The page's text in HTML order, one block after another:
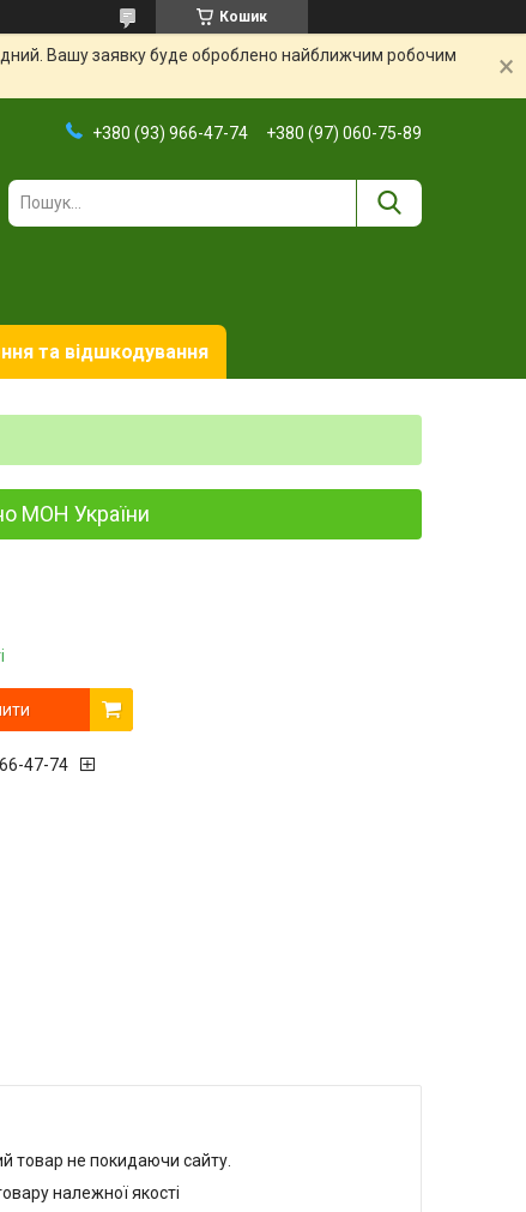
Кошик
Вашу заявку буде оброблено найближчим робочим
+380 (93) 966-47-74 +380 (97) 060-75-89
та відшкодування
МОН України
47-74
товар не покидаючи сайту.
належної якості